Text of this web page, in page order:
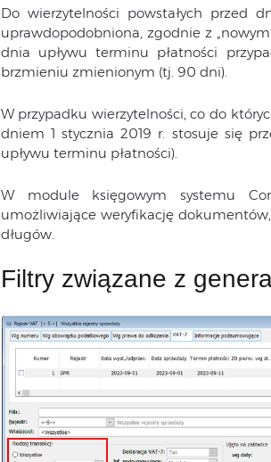
Do wierzytelności powstałych przed
uprawdopodobniona, zgodnie z
dnia upływu terminu płatności
brzmieniu zmienionym (tj. 90 dni).
W przypadku wierzytelności, co do
dniem 1 stycznia 2019 r. stosuje się
upływu terminu płatności).
W module księgowym systemu
umożliwiające weryfikację
długów.
Filtry związane z